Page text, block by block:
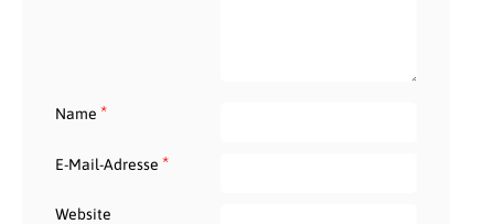
Name *
E-Mail-Adresse *
Website